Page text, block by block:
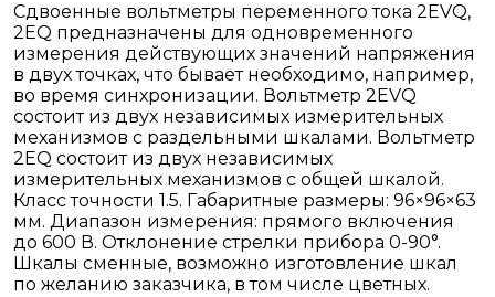
Сдвоенные вольтметры переменного тока 2EVQ,
2EQ предназначены для одновременного
измерения действующих значений напряжения
в двух точках, что бывает необходимо, например,
во время синхронизации. Вольтметр 2EVQ
состоит из двух независимых измерительных
механизмов с раздельными шкалами. Вольтметр
2EQ состоит из двух независимых
измерительных механизмов с общей шкалой.
Класс точности 1.5. Габаритные размеры: 96×96×63
мм. Диапазон измерения: прямого включения
до 600 В. Отклонение стрелки прибора 0-90°.
Шкалы сменные, возможно изготовление шкал
по желанию заказчика, в том числе цветных.